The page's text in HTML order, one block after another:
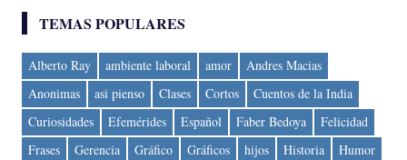
TEMAS POPULARES
Alberto Ray ambiente laboral amor
Andres Macias
Anonimas
asi pienso Clases Cortos
Cuentos de la India
Curiosidades
Efemérides Español Faber Bedoya
Felicidad
Frases
Gerencia Gráfico Gráficos hijos Historia
Humor